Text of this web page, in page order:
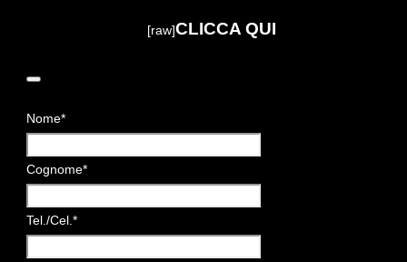
[raw]CLICCA QUI
Nome*
Cognome*
Tel./Cel. *